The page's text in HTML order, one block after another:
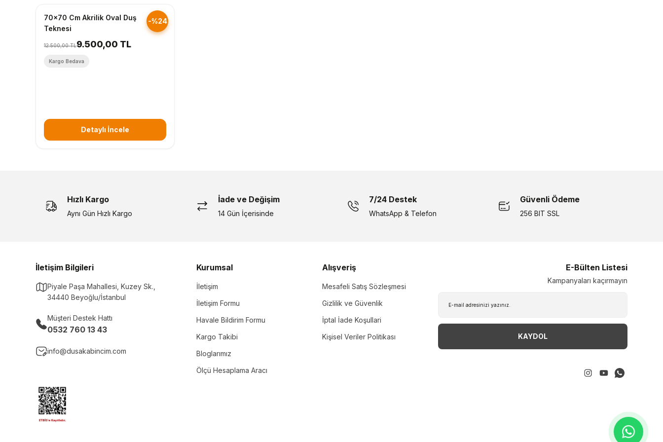
-%24
70x70 Cm Akrilik Oval Duş
Teknesi
12.500,00 TL9.500,00 TL
Kargo Bedava
Detaylı İncele
Hızlı Kargo
Aynı Gün Hızlı Kargo
İade ve Değişim
14 Gün İçerisinde
7/24 Destek
WhatsApp & Telefon
Güvenli Ödeme
256 BIT SSL
İletişim Bilgileri
Piyale Paşa Mahallesi, Kuzey Sk.,
34440 Beyoğlu/İstanbul
Müşteri Destek Hattı
0532 760 13 43
info@dusakabincim.com
Kurumsal
İletişim
İletişim Formu
Havale Bildirim Formu
Kargo Takibi
Bloglarımız
Ölçü Hesaplama Aracı
Alışveriş
Mesafeli Satış Sözleşmesi
Gizlilik ve Güvenlik
İptal İade Koşullari
Kişisel Veriler Politikası
E-Bülten Listesi
Kampanyaları kaçırmayın
KAYDOL